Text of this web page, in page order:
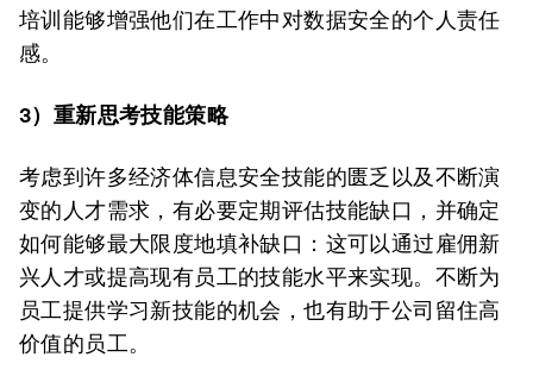
培训能够增强他们在工作中对数据安全的个人责任
感。
3）重新思考技能策略
考虑到许多经济体信息安全技能的匮乏以及不断演
变的人才需求，有必要定期评估技能缺口，并确定
如何能够最大限度地填补缺口：这可以通过雇佣新
兴人才或提高现有员工的技能水平来实现。不断为
员工提供学习新技能的机会，也有助于公司留住高
价值的员工。